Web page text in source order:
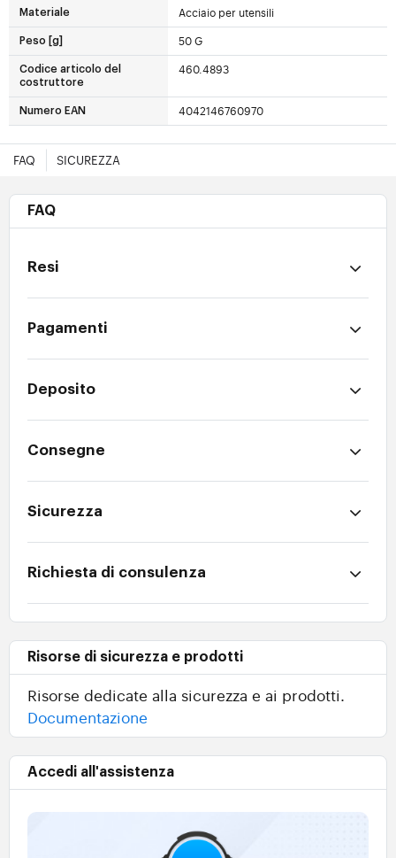
Materiale Acciaio per utensili
Peso [g] 50 G
Codice articolo del
costruttore
460.4893
Numero EAN 4042146760970
FAQ SICUREZZA
FAQ
Resi
Pagamenti
Deposito
Consegne
Sicurezza
Richiesta di consulenza
Risorse di sicurezza e prodotti
Risorse dedicate alla sicurezza e ai prodotti.
Documentazione
Accedi all'assistenza